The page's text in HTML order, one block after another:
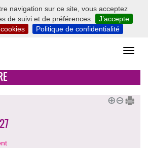
navigation sur ce site, vous acceptez
de suivi et de préférences
J’accepte
Politique de confidentialité